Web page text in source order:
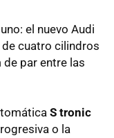
el nuevo Audi
de cuatro cilindros
de par entre las
S tronic
o la